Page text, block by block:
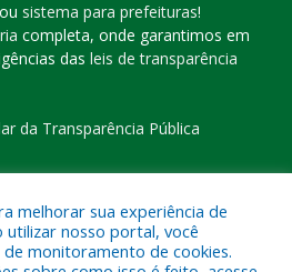
ou sistema para prefeituras!
completa, onde garantimos em
das leis de transparência
da Transparência Pública
a Prefeitura Municipal de Eldorado
do Carajás
melhorar sua experiência de
utilizar nosso portal, você
monitoramento de cookies.